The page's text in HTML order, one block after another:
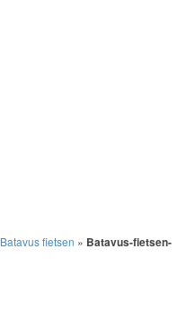
Batavus fietsen » Batavus-fietsen-